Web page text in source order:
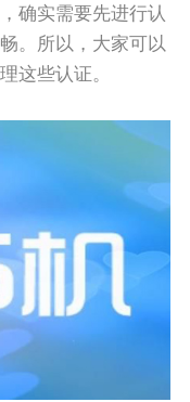
确实需要先进行认
。所以，大家可以
这些认证。